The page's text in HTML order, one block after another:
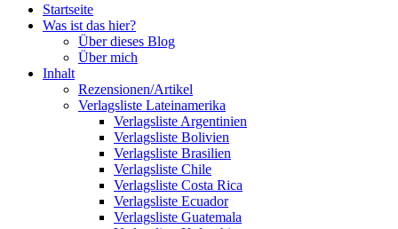
Startseite
Was ist das hier?
Über dieses Blog
Über mich
Inhalt
Rezensionen/Artikel
Verlagsliste Lateinamerika
Verlagsliste Argentinien
Verlagsliste Bolivien
Verlagsliste Brasilien
Verlagsliste Chile
Verlagsliste Costa Rica
Verlagsliste Ecuador
Verlagsliste Guatemala